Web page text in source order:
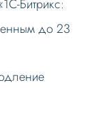
Битрикс:
до 23